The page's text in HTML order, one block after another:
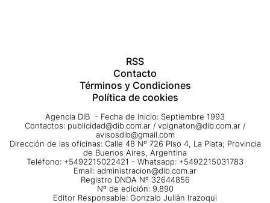
RSS
Contacto
Términos y Condiciones
Política de cookies
Agencia DIB - Fecha de Inicio: Septiembre 1993
Contactos: publicidad@dib.com.ar / vpignaton@dib.com.ar /
avisosdib@gmail.com
Dirección de las oficinas: Calle 48 Nº 726 Piso 4, La Plata; Provincia
de Buenos Aires, Argentina
Teléfono: +5492215022421 - Whatsapp: +5492215031783
Email: administracion@dib.com.ar
Registro DNDA Nº 32644856
Nº de edición: 9.890
Editor Responsable: Gonzalo Julián Irazoqui